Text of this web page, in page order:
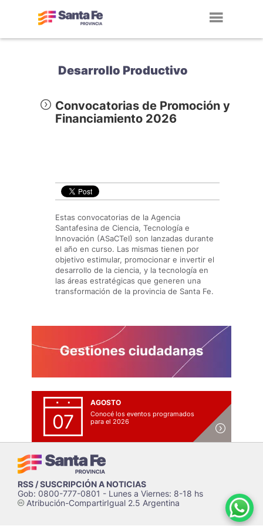
Desarrollo Productivo
Convocatorias de Promoción y
Financiamiento 2026
Estas convocatorias de la Agencia
Santafesina de Ciencia, Tecnología e
Innovación (ASaCTeI) son lanzadas durante
el año en curso. Las mismas tienen por
objetivo estimular, promocionar e invertir el
desarrollo de la ciencia, y la tecnología en
las áreas estratégicas que generen una
transformación de la provincia de Santa Fe.
07
AGOSTO
Conocé los eventos programados
para el 2026
RSS / SUSCRIPCIÓN A NOTICIAS
Gob: 0800-777-0801 - Lunes a Viernes: 8-18 hs
cAtribución-CompartirIgual 2.5 Argentina